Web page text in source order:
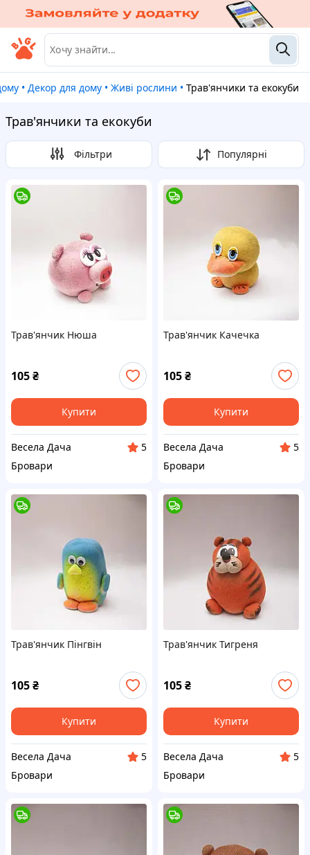
• Декор для дому • Живі рослини • Трав'янчики та екокуби
Трав'янчики та екокуби
Фільтри Популярні
Трав'янчик Нюша
105₴
Купити
Весела Дача
5
Бровари
Трав'янчик Качечка
105₴
Купити
Весела Дача
5
Бровари
Трав'янчик Пінгвін
105₴
Купити
Весела Дача
5
Бровари
Трав'янчик Тигреня
105₴
Купити
Весела Дача
5
Бровари